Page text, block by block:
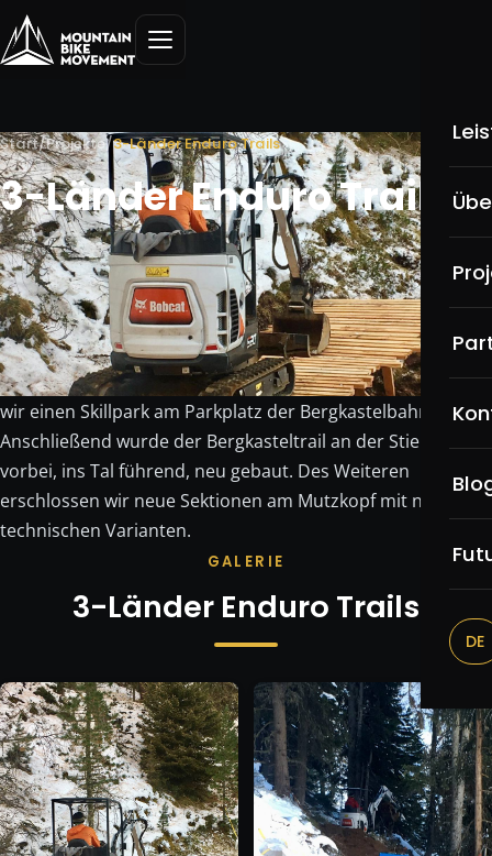
DE
Start/Projekte/3-Länder Enduro Trails
3-Länder Enduro Trails
3-Länder Enduro Trails
Bei diesem Projekt war es uns besonders wichtig, die Trails
möglichst naturbelassen zu errichten. Anfänglich bauten
wir einen Skillpark am Parkplatz der Bergkastelbahn.
Anschließend wurde der Bergkasteltrail an der Stieralm
vorbei, ins Tal führend, neu gebaut. Des Weiteren
erschlossen wir neue Sektionen am Mutzkopf mit neuen
technischen Varianten.
GALERIE
3-Länder Enduro Trails